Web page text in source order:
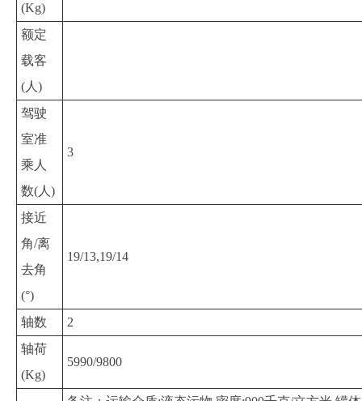
(Kg)
额定
载客
(人)
驾驶
室准
乘人
数(人)
3
接近
角/离
去角
(°)
19/13,19/14
轴数
2
轴荷
(Kg)
5990/9800